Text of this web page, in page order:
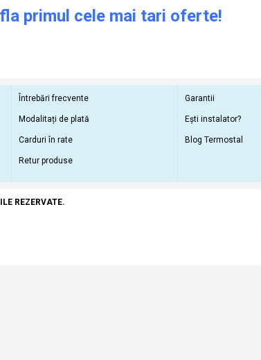
primul cele mai tari oferte!
Întrebări frecvente
Modalitați de plată
Carduri în rate
Retur produse
Garantii
Ești instalator?
Blog Termostal
REZERVATE.